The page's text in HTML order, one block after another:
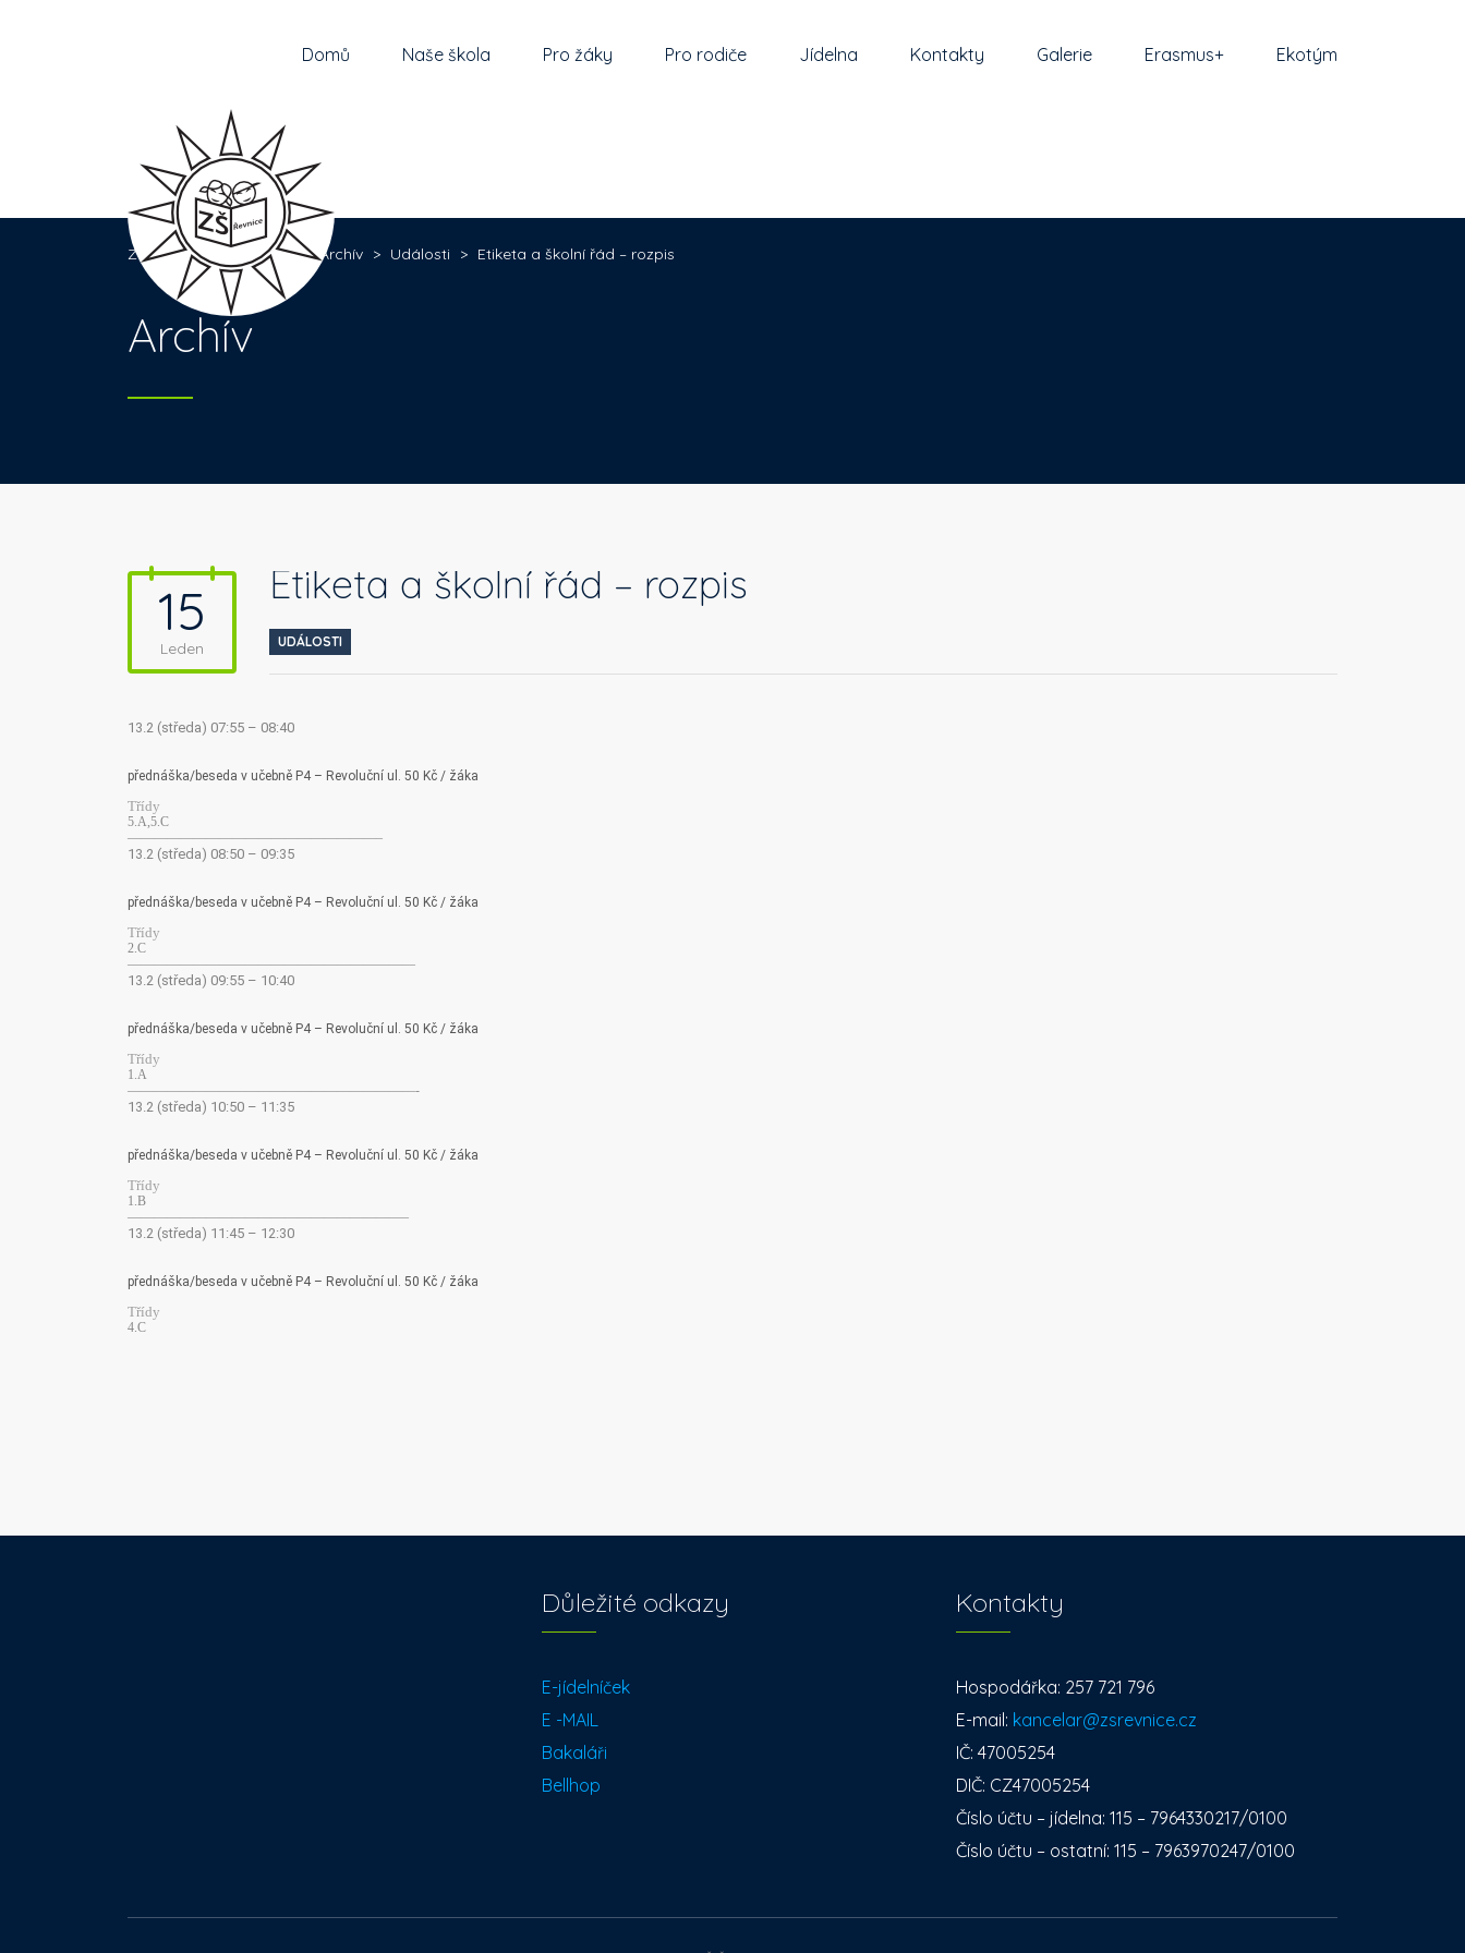
Domů Naše škola Pro žáky Pro rodiče Jídelna Kontakty Galerie Erasmus+ Ekotým
Základní škola Řevnice > Archív > Události > Etiketa a školní řád – rozpis
Archív
15
Leden
Etiketa a školní řád – rozpis
UDÁLOSTI
13.2 (středa) 07:55 – 08:40
přednáška/beseda v učebně P4 – Revoluční ul. 50 Kč / žáka
Třídy
5.A,5.C
———————————————————–
13.2 (středa) 08:50 – 09:35
přednáška/beseda v učebně P4 – Revoluční ul. 50 Kč / žáka
Třídy
2.C
——————————————————————
13.2 (středa) 09:55 – 10:40
přednáška/beseda v učebně P4 – Revoluční ul. 50 Kč / žáka
Třídy
1.A
——————————————————————-
13.2 (středa) 10:50 – 11:35
přednáška/beseda v učebně P4 – Revoluční ul. 50 Kč / žáka
Třídy
1.B
—————————————————————–
13.2 (středa) 11:45 – 12:30
přednáška/beseda v učebně P4 – Revoluční ul. 50 Kč / žáka
Třídy
4.C
Důležité odkazy
E-jídelníček
E -MAIL
Bakaláři
Bellhop
Kontakty
Hospodářka: 257 721 796
E-mail: kancelar@zsrevnice.cz
IČ: 47005254
DIČ: CZ47005254
Číslo účtu – jídelna: 115 – 7964330217/0100
Číslo účtu – ostatní: 115 – 7963970247/0100